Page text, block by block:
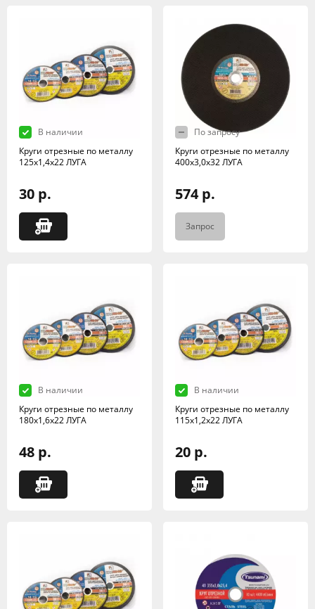
В наличии
Круги отрезные по металлу
125х1,4х22 ЛУГА
30 р.
По запросу
Круги отрезные по металлу
400х3,0х32 ЛУГА
574 р.
Запрос
В наличии
Круги отрезные по металлу
180х1,6х22 ЛУГА
48 р.
В наличии
Круги отрезные по металлу
115х1,2х22 ЛУГА
20 р.